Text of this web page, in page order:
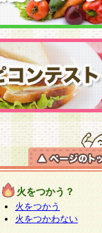
火をつかう？
火をつかう
火をつかわない